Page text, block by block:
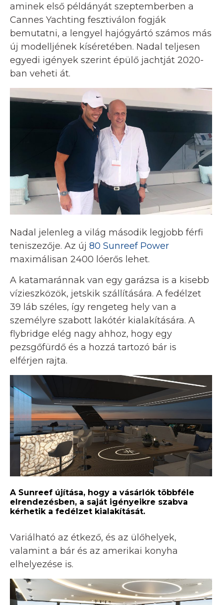
aminek első példányát szeptemberben a
Cannes Yachting fesztiválon fogják
bemutatni, a lengyel hajógyártó számos más
új modelljének kíséretében. Nadal teljesen
egyedi igények szerint épülő jachtját 2020-
ban veheti át.
Nadal jelenleg a világ második legjobb férfi
teniszezője. Az új 80 Sunreef Power
maximálisan 2400 lóerős lehet.
A katamaránnak van egy garázsa is a kisebb
vízieszközök, jetskik szállítására. A fedélzet
39 láb széles, így rengeteg hely van a
személyre szabott lakótér kialakítására. A
flybridge elég nagy ahhoz, hogy egy
pezsgőfürdő és a hozzá tartozó bár is
elférjen rajta.
A Sunreef újítása, hogy a vásárlók többféle
elrendezésben, a saját igényeikre szabva
kérhetik a fedélzet kialakítását.
Variálható az étkező, és az ülőhelyek,
valamint a bár és az amerikai konyha
elhelyezése is.